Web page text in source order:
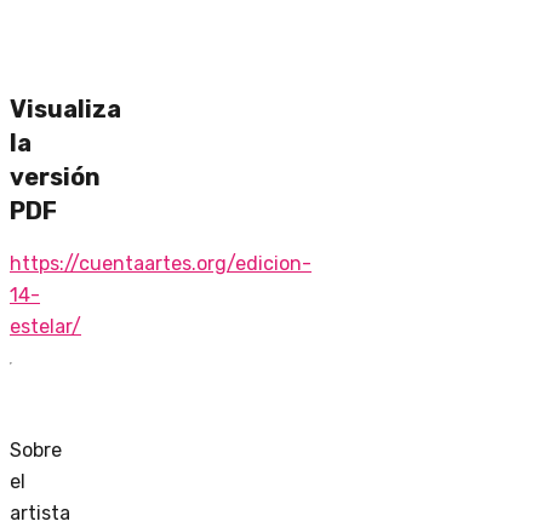
Visualiza
la
versión
PDF
https://cuentaartes.org/edicion-
14-
estelar/
Sobre
el
artista